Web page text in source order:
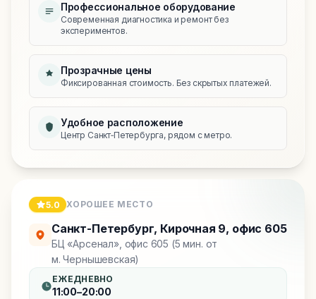
Профессиональное оборудование
Современная диагностика и ремонт без
экспериментов.
Прозрачные цены
Фиксированная стоимость. Без скрытых платежей.
Удобное расположение
Центр Санкт‑Петербурга, рядом с метро.
5.0 ХОРОШЕЕ МЕСТО
Санкт-Петербург, Кирочная 9, офис 605
БЦ «Арсенал», офис 605 (5 мин. от
м. Чернышевская)
ЕЖЕДНЕВНО
11:00–20:00